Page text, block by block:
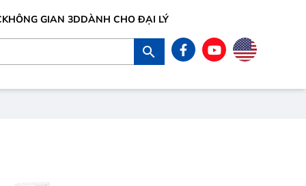
KHÔNG GIAN 3DDÀNH CHO ĐẠI LÝ